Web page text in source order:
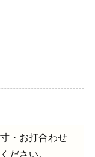
・お打合わせ
ださい。